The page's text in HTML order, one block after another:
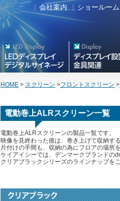
| 会社案内 | ショールーム
HOME > スクリーン >フロントスクリーン >
電動巻上ALRスクリーン一覧
電動巻上ALRスクリーンの製品一覧です。
映像を見終わった後は、巻き上げて収納する
片付けの手間も、収納の為にフロアの場所
ケイアイシーでは、デンマークブランドの
クリアブラックシリーズのラインナップを